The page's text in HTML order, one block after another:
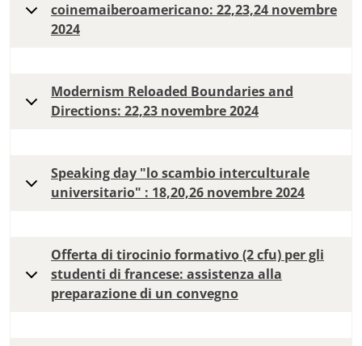
coinemaiberoamericano: 22,23,24 novembre
2024
Modernism Reloaded Boundaries and
Directions: 22,23 novembre 2024
Speaking day "lo scambio interculturale
universitario" : 18,20,26 novembre 2024
Offerta di tirocinio formativo (2 cfu) per gli
studenti di francese: assistenza alla
preparazione di un convegno